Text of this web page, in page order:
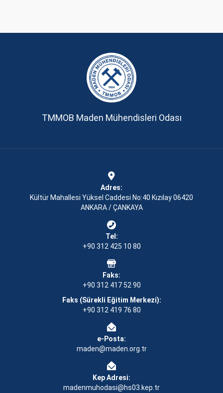
TMMOB Maden Mühendisleri Odası
Adres:
Kültür Mahallesi Yüksel Caddesi No:40 Kızılay 06420
ANKARA / ÇANKAYA
Tel:
+90 312 425 10 80
Faks:
+90 312 417 52 90
Faks (Sürekli Eğitim Merkezi):
+90 312 419 76 80
e-Posta:
maden@maden.org.tr
Kep Adresi:
madenmuhodasi@hs03.kep.tr